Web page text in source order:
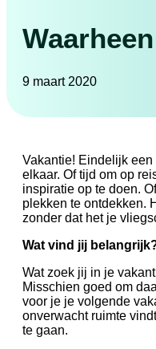
9 maart 2020
Vakantie! Eindelijk
elkaar. Of tijd om op
inspiratie op te doen.
plekken te ontdekken.
zonder dat het je
Wat vind jij
Wat zoek jij in je
Misschien goed om
voor je je volgende
onverwacht ruimte
te gaan.